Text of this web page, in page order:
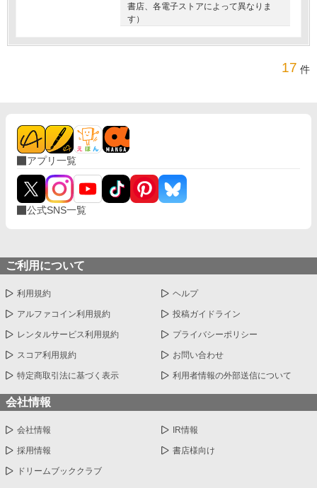
書店、各電子ストアによって異なりま
す）
17 件
アプリ一覧
公式SNS一覧
ご利用について
利用規約 ヘルプ
アルファコイン利用規約 投稿ガイドライン
レンタルサービス利用規約 プライバシーポリシー
スコア利用規約 お問い合わせ
特定商取引法に基づく表示 利用者情報の外部送信について
会社情報
会社情報 IR情報
採用情報 書店様向け
ドリームブッククラブ